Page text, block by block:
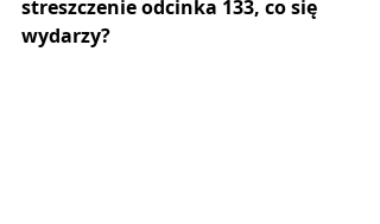
streszczenie odcinka 133, co się
wydarzy?